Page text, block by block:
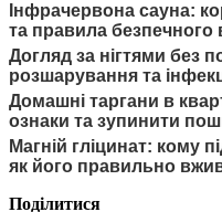
Інфрачервона сауна:
та правила безпечного
Догляд за нігтями без
розшарування та
Домашні таргани в
ознаки та зупинити
Магній гліцинат: кому
як його правильно
Поділитися